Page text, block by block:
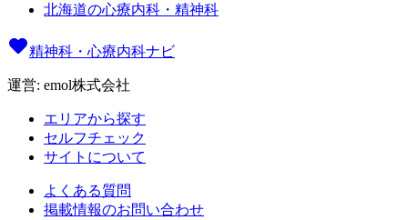
北海道の心療内科・精神科
精神科・心療内科ナビ
運営: emol株式会社
エリアから探す
セルフチェック
サイトについて
よくある質問
掲載情報のお問い合わせ